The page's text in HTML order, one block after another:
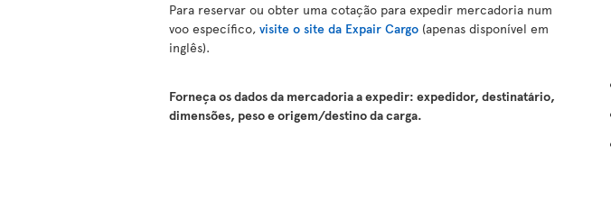
Para reservar ou obter uma cotação para expedir mercadoria num
voo específico, visite o site da Expair Cargo (apenas disponível em
inglês).
Forneça os dados da mercadoria a expedir: expedidor, destinatário,
dimensões, peso e origem/destino da carga.